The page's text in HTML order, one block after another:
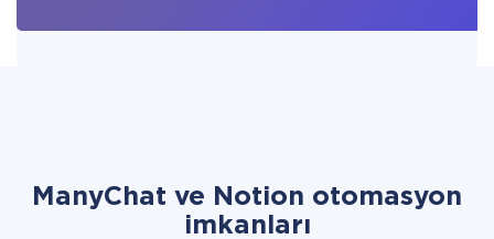
ManyChat ve Notion otomasyon
imkanları